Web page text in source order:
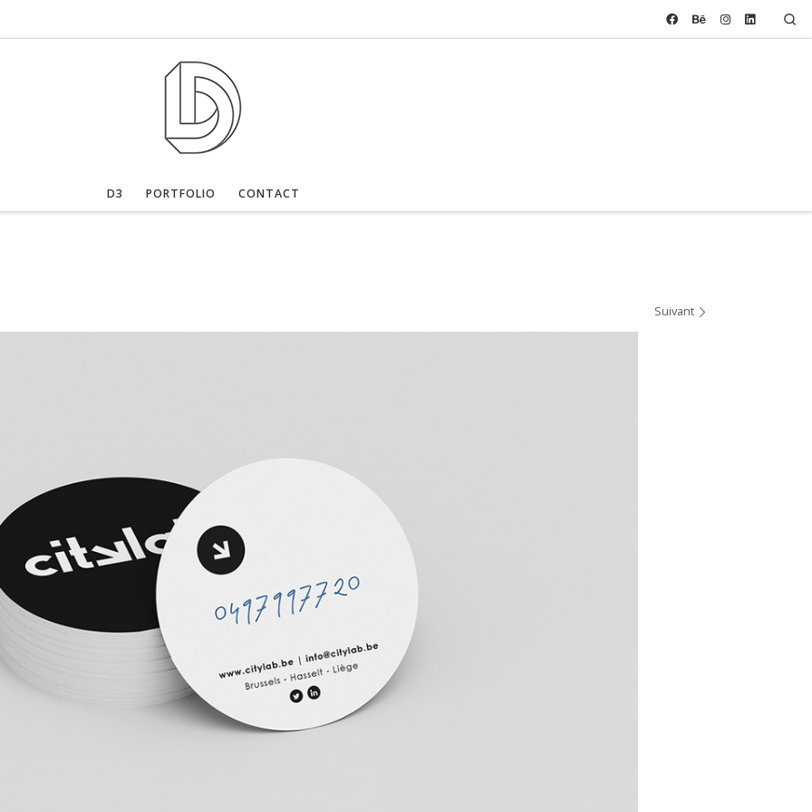
D3 PORTFOLIO CONTACT
Suivant